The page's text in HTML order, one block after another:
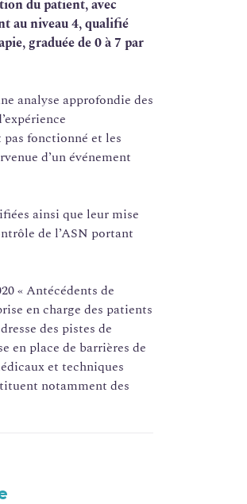
du patient, avec
au niveau 4,qualifié
, graduée de 0 à 7 par
analyse approfondie des
pas fonctionné et les
d’un événement
ainsi que leur mise
de l’ASN portant
« Antécédents de
en charge des patients
des pistes de
en place de barrières de
et techniques
notamment des